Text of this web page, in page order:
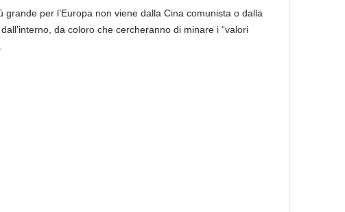
per l’Europa non viene dalla Cina comunista o dalla
da coloro che cercheranno di minare i “valori